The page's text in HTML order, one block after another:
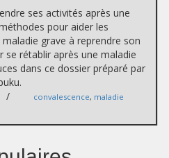
ses activités après une
pour aider les
grave à reprendre son
rétablir après une maladie
dans ce dossier préparé par
/ convalescence, maladie